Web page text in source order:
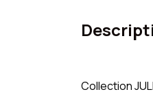
Collection